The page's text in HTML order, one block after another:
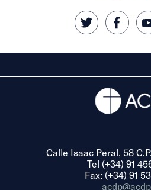
Calle Isaac Peral, 58
Tel (+34) 91
Fax: (+34) 91